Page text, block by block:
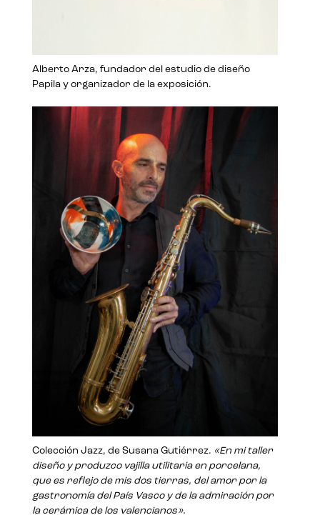
Alberto Arza, fundador del estudio de diseño
Papila y organizador de la exposición.
Colección Jazz, de Susana Gutiérrez. «En mi taller
diseño y produzco vajilla utilitaria en porcelana,
que es reflejo de mis dos tierras, del amor por la
gastronomía del País Vasco y de la admiración por
la cerámica de los valencianos».